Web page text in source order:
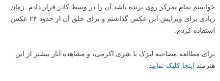
خواستم تمام تمرکز روى پرنده باشد آن را در وسط کادر قرار دادم. زمان
زیادى براى ویرایش این عکس گذاشتم و براى خلق آن از حدود ٢۴ عکس
استفاده کردم.
برای مطالعه مصاحبه لنزک با شری اکرمی، و مشاهده آثار بیشتر از این
هنرمند اینجا کلیک نمایید.